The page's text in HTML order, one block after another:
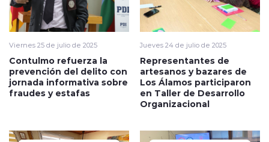
Viernes 25 de julio de 2025
Contulmo refuerza la
prevención del delito con
jornada informativa sobre
fraudes y estafas
Jueves 24 de julio de 2025
Representantes de
artesanos y bazares de
Los Álamos participaron
en Taller de Desarrollo
Organizacional